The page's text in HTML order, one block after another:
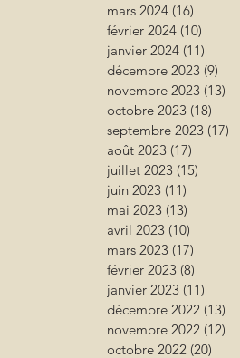
mars 2024 (16)
février 2024 (10)
janvier 2024 (11)
décembre 2023 (9)
novembre 2023 (13)
octobre 2023 (18)
septembre 2023 (17)
août 2023 (17)
juillet 2023 (15)
juin 2023 (11)
mai 2023 (13)
avril 2023 (10)
mars 2023 (17)
février 2023 (8)
janvier 2023 (11)
décembre 2022 (13)
novembre 2022 (12)
octobre 2022 (20)